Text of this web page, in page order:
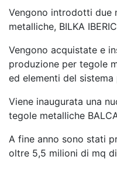
Vengono introdotti due
metalliche, BILKA
Vengono acquistate e
produzione per tegole
ed elementi del sistema
Viene inaugurata una
tegole metalliche
A fine anno sono stati
oltre 5,5 milioni di mq